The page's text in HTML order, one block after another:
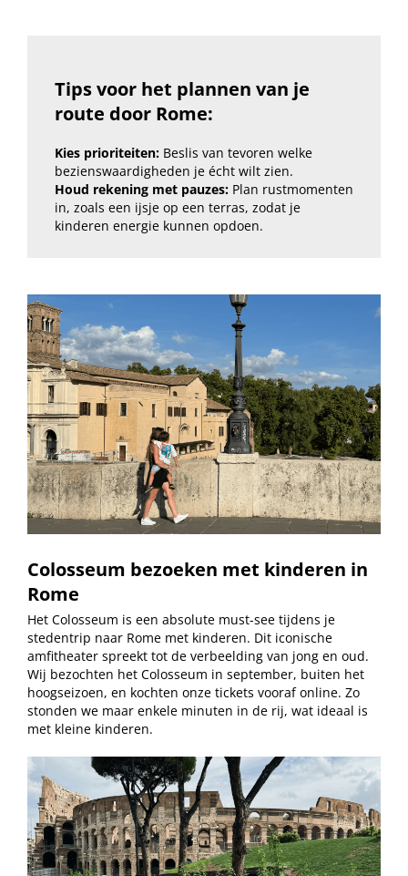
Tips voor het plannen van je
route door Rome:
Kies prioriteiten: Beslis van tevoren welke
bezienswaardigheden je écht wilt zien.
Houd rekening met pauzes: Plan rustmomenten
in, zoals een ijsje op een terras, zodat je
kinderen energie kunnen opdoen.
Colosseum bezoeken met kinderen in
Rome
Het Colosseum is een absolute must-see tijdens je
stedentrip naar Rome met kinderen. Dit iconische
amfitheater spreekt tot de verbeelding van jong en oud.
Wij bezochten het Colosseum in september, buiten het
hoogseizoen, en kochten onze tickets vooraf online. Zo
stonden we maar enkele minuten in de rij, wat ideaal is
met kleine kinderen.